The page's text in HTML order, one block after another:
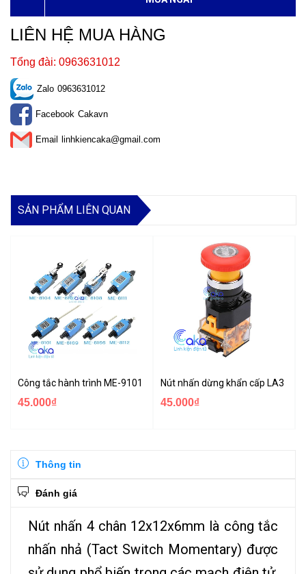
LIÊN HỆ MUA HÀNG
Tổng đài: 0963631012
Zalo 0963631012
Facebook Cakavn
Email linhkiencaka@gmail.com
SẢN PHẨM LIÊN QUAN
Công tắc hành trình ME-9101 ME-8107 ME-8104 ME-8108 5A 250V
45.000₫
Nút nhấn dừng khẩn cấp LA38-
45.000₫
Thông tin
Đánh giá
Nút nhấn 4 chân 12x12x6mm là công tắc
nhấn nhả (Tact Switch Momentary) được